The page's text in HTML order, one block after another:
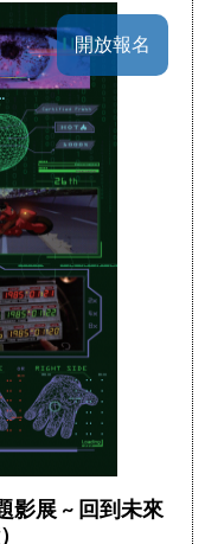
開放報名
影展 ~ 回到未來